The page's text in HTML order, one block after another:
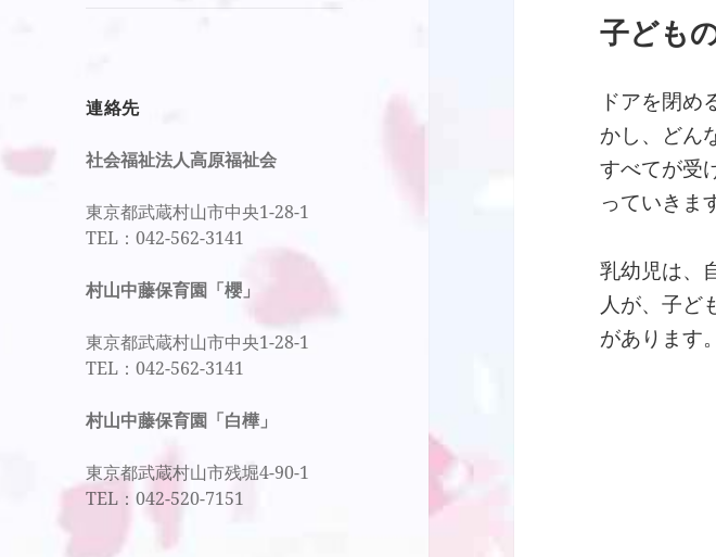
ー
連絡先
社会福祉法人高原福祉会
東京都武蔵村山市中央1-28-1
TEL：042-562-3141
村山中藤保育園「櫻」
東京都武蔵村山市中央1-28-1
TEL：042-562-3141
村山中藤保育園「白樺」
東京都武蔵村山市残堀4-90-1
TEL：042-520-7151
子ども
ドアを閉め
かし、どん
すべてが受
っていきま
乳幼児は、
人が、子ど
があります。